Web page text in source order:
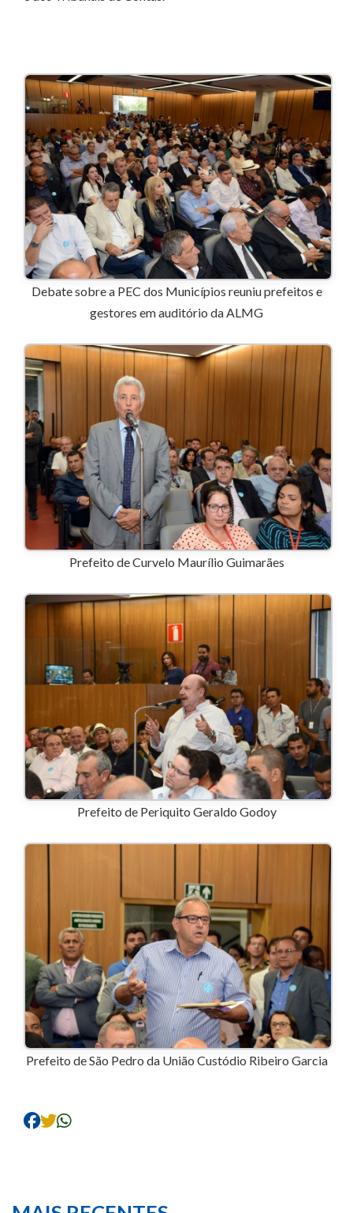
Debate sobre a PEC dos Municípios reuniu prefeitos e
gestores em auditório da ALMG
Prefeito de Curvelo Maurílio Guimarães
Prefeito de Periquito Geraldo Godoy
Prefeito de São Pedro da União Custódio Ribeiro Garcia